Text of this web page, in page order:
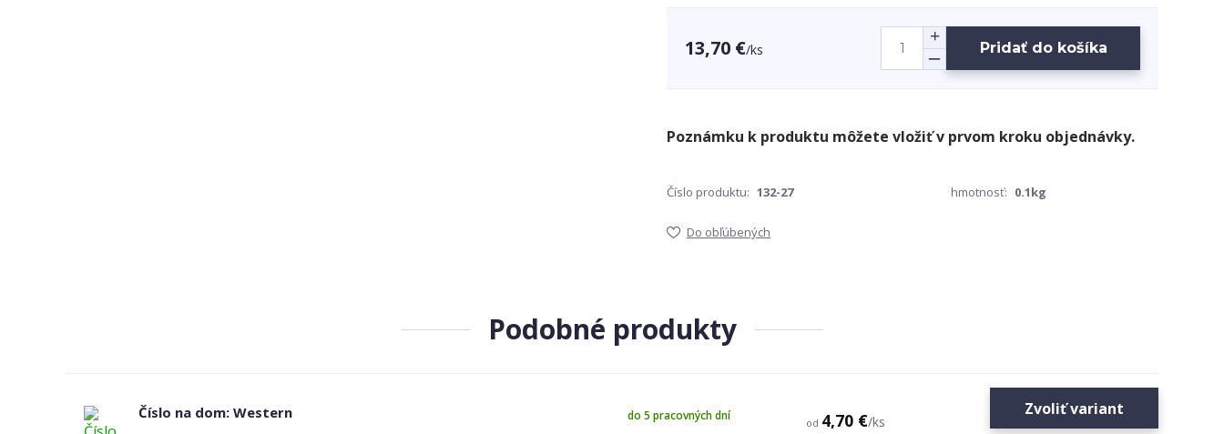
13,70 €/ks Pridať do košíka
Číslo produktu: 132-27 hmotnosť: 0.1kg
Do obľúbených
Podobné produkty
Číslo na dom: Western
od 4,70 €/ks
do 5 pracovných dní Zvoliť variant